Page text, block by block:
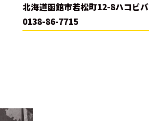
北海道函館市若松町12-8ハコビバ
0138-86-7715